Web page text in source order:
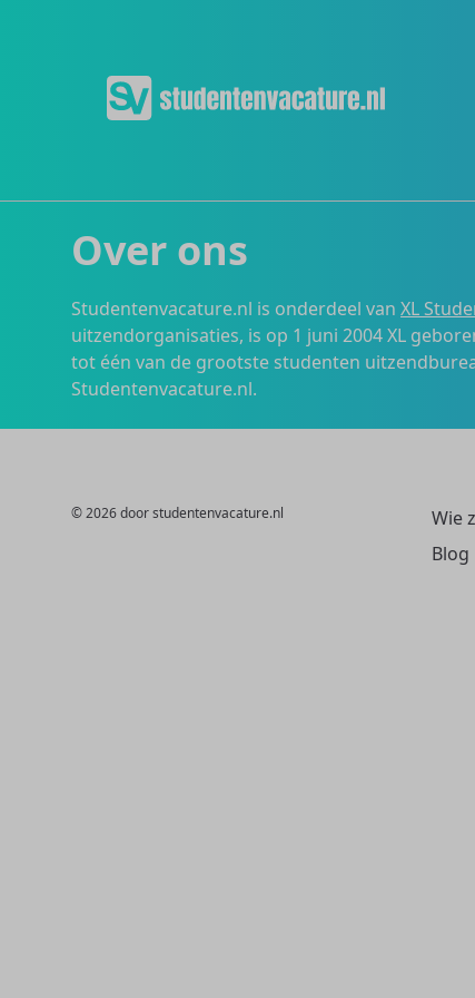
Over ons
Studentenvacature.nl is onderdeel van XL
uitzendorganisaties, is op 1 juni 2004 XL
tot één van de grootste studenten
Studentenvacature.nl.
© 2026 door studentenvacature.nl
Wie
Blog